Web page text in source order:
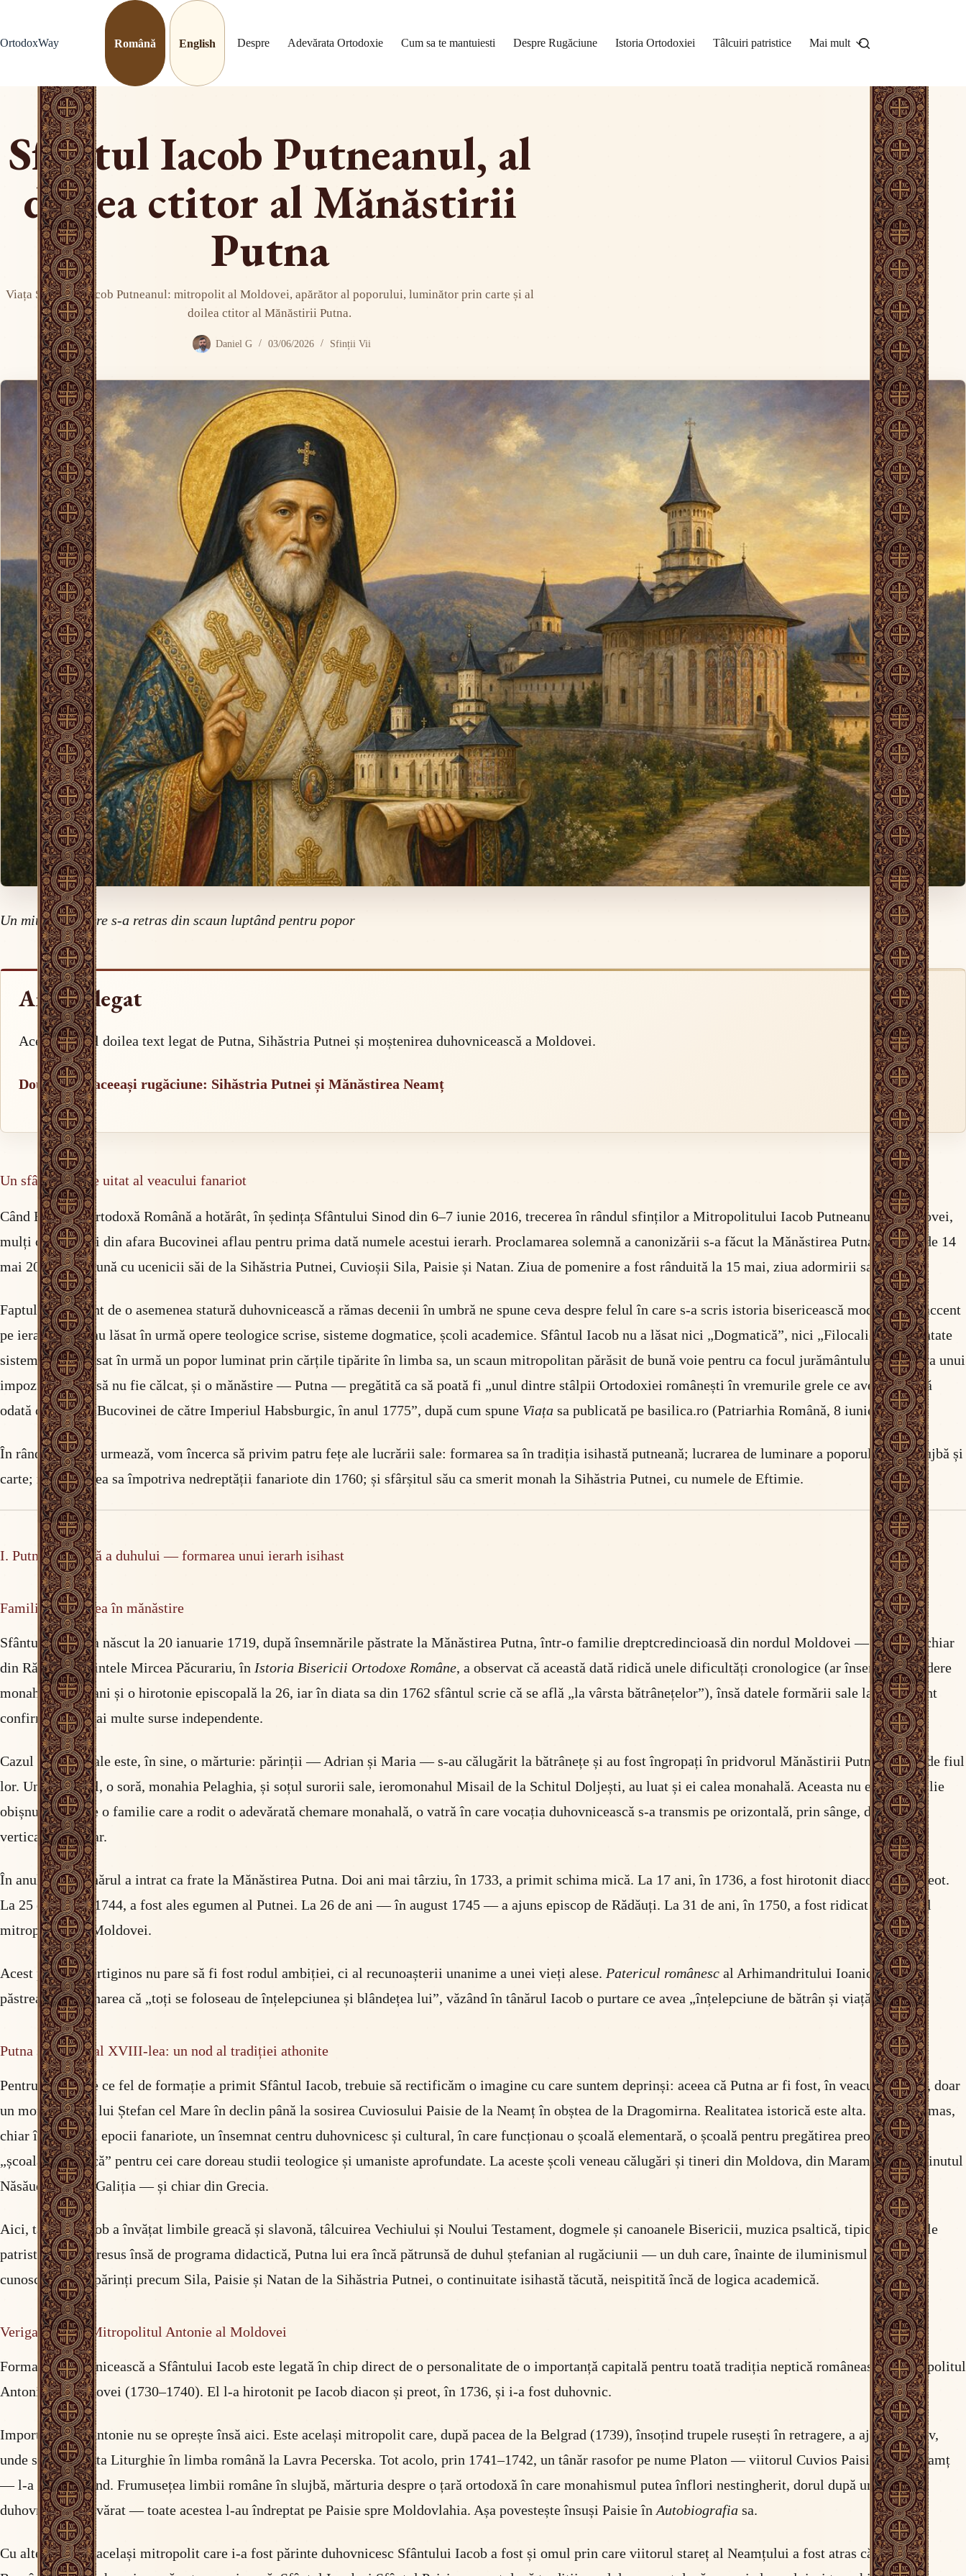
OrtodoxWay
Română English Despre Adevărata Ortodoxie Cum sa te mantuiesti Despre Rugăciune Istoria Ortodoxiei Tâlcuiri patristice Mai mult
Sfântul Iacob Putneanul, al
doilea ctitor al Mănăstirii
Putna
Viața Sfântului Iacob Putneanul: mitropolit al Moldovei, apărător al poporului, luminător prin carte și al
doilea ctitor al Mănăstirii Putna.
Daniel G 03/06/2026 Sfinții Vii
Un mitropolit care s-a retras din scaun luptând pentru popor
Articol legat
Acesta este al doilea text legat de Putna, Sihăstria Putnei și moștenirea duhovnicească a Moldovei.
Două vetre, aceeași rugăciune: Sihăstria Putnei și Mănăstirea Neamț
Un sfânt aproape uitat al veacului fanariot
Când Biserica Ortodoxă Română a hotărât, în ședința Sfântului Sinod din 6–7 iunie 2016, trecerea în rândul sfinților a Mitropolitului Iacob Putneanul al Moldovei,
mulți credincioși din afara Bucovinei aflau pentru prima dată numele acestui ierarh. Proclamarea solemnă a canonizării s-a făcut la Mănăstirea Putna, în ziua de 14
mai 2017, împreună cu ucenicii săi de la Sihăstria Putnei, Cuvioșii Sila, Paisie și Natan. Ziua de pomenire a fost rânduită la 15 mai, ziua adormirii sale.
Faptul că un sfânt de o asemenea statură duhovnicească a rămas decenii în umbră ne spune ceva despre felul în care s-a scris istoria bisericească modernă: cu accent
pe ierarhii care au lăsat în urmă opere teologice scrise, sisteme dogmatice, școli academice. Sfântul Iacob nu a lăsat nici „Dogmatică”, nici „Filocalie”, nici tratate
sistematice. A lăsat în urmă un popor luminat prin cărțile tipărite în limba sa, un scaun mitropolitan părăsit de bună voie pentru ca focul jurământului împotriva unui
impozit nedrept să nu fie călcat, și o mănăstire — Putna — pregătită ca să poată fi „unul dintre stâlpii Ortodoxiei românești în vremurile grele ce aveau să vină
odată cu răpirea Bucovinei de către Imperiul Habsburgic, în anul 1775”, după cum spune Viața sa publicată pe basilica.ro (Patriarhia Română, 8 iunie 2016).
În rândurile care urmează, vom încerca să privim patru fețe ale lucrării sale: formarea sa în tradiția isihastă putneană; lucrarea de luminare a poporului prin slujbă și
carte; mărturisirea sa împotriva nedreptății fanariote din 1760; și sfârșitul său ca smerit monah la Sihăstria Putnei, cu numele de Eftimie.
I. Putna ca școală a duhului — formarea unui ierarh isihast
Familia și intrarea în mănăstire
Sfântul Iacob s-a născut la 20 ianuarie 1719, după însemnările păstrate la Mănăstirea Putna, într-o familie dreptcredincioasă din nordul Moldovei — probabil chiar
din Rădăuți. Părintele Mircea Păcurariu, în Istoria Bisericii Ortodoxe Române, a observat că această dată ridică unele dificultăți cronologice (ar însemna o tundere
monahală la 12 ani și o hirotonie episcopală la 26, iar în diata sa din 1762 sfântul scrie că se află „la vârsta bătrânețelor”), însă datele formării sale la Putna sunt
confirmate de mai multe surse independente.
Cazul familiei sale este, în sine, o mărturie: părinții — Adrian și Maria — s-au călugărit la bătrânețe și au fost îngropați în pridvorul Mănăstirii Putna, alături de fiul
lor. Un frate, Ioil, o soră, monahia Pelaghia, și soțul surorii sale, ieromonahul Misail de la Schitul Doljești, au luat și ei calea monahală. Aceasta nu este o familie
obișnuită — este o familie care a rodit o adevărată chemare monahală, o vatră în care vocația duhovnicească s-a transmis pe orizontală, prin sânge, dar și pe
verticală, prin har.
În anul 1731, tânărul a intrat ca frate la Mănăstirea Putna. Doi ani mai târziu, în 1733, a primit schima mică. La 17 ani, în 1736, a fost hirotonit diacon, apoi preot.
La 25 de ani, în 1744, a fost ales egumen al Putnei. La 26 de ani — în august 1745 — a ajuns episcop de Rădăuți. La 31 de ani, în 1750, a fost ridicat în scaunul
mitropolitan al Moldovei.
Acest parcurs vertiginos nu pare să fi fost rodul ambiției, ci al recunoașterii unanime a unei vieți alese. Patericul românesc al Arhimandritului Ioanichie Bălan
păstrează însemnarea că „toți se foloseau de înțelepciunea și blândețea lui”, văzând în tânărul Iacob o purtare ce avea „înțelepciune de bătrân și viață aleasă”.
Putna secolului al XVIII-lea: un nod al tradiției athonite
Pentru a înțelege ce fel de formație a primit Sfântul Iacob, trebuie să rectificăm o imagine cu care suntem deprinși: aceea că Putna ar fi fost, în veacul fanariot, doar
un monument al lui Ștefan cel Mare în declin până la sosirea Cuviosului Paisie de la Neamț în obștea de la Dragomirna. Realitatea istorică este alta. Putna a rămas,
chiar în mijlocul epocii fanariote, un însemnat centru duhovnicesc și cultural, în care funcționau o școală elementară, o școală pentru pregătirea preoților și o
„școală latinească” pentru cei care doreau studii teologice și umaniste aprofundate. La aceste școli veneau călugări și tineri din Moldova, din Maramureș, din ținutul
Năsăudului, din Galiția — și chiar din Grecia.
Aici, tânărul Iacob a învățat limbile greacă și slavonă, tâlcuirea Vechiului și Noului Testament, dogmele și canoanele Bisericii, muzica psaltică, tipicul, scrierile
patristice. Mai presus însă de programa didactică, Putna lui era încă pătrunsă de duhul ștefanian al rugăciunii — un duh care, înainte de iluminismul fanariot,
cunoscuse, prin părinți precum Sila, Paisie și Natan de la Sihăstria Putnei, o continuitate isihastă tăcută, neispitită încă de logica academică.
Veriga directă: Mitropolitul Antonie al Moldovei
Formarea duhovnicească a Sfântului Iacob este legată în chip direct de o personalitate de o importanță capitală pentru toată tradiția neptică românească: Mitropolitul
Antonie al Moldovei (1730–1740). El l-a hirotonit pe Iacob diacon și preot, în 1736, și i-a fost duhovnic.
Importanța lui Antonie nu se oprește însă aici. Este același mitropolit care, după pacea de la Belgrad (1739), însoțind trupele rusești în retragere, a ajuns la Kiev,
unde slujea Sfânta Liturghie în limba română la Lavra Pecerska. Tot acolo, prin 1741–1742, un tânăr rasofor pe nume Platon — viitorul Cuvios Paisie de la Neamț
— l-a auzit slujind. Frumusețea limbii române în slujbă, mărturia despre o țară ortodoxă în care monahismul putea înflori nestingherit, dorul după un părinte
duhovnicesc adevărat — toate acestea l-au îndreptat pe Paisie spre Moldovlahia. Așa povestește însuși Paisie în Autobiografia sa.
Cu alte cuvinte: același mitropolit care i-a fost părinte duhovnicesc Sfântului Iacob a fost și omul prin care viitorul stareț al Neamțului a fost atras către Țările